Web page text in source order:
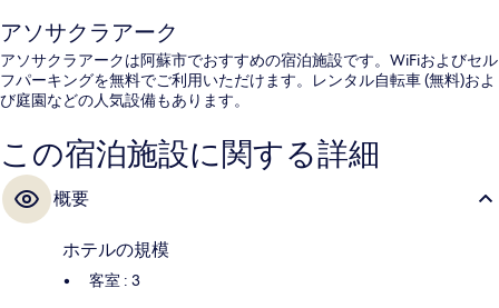
アソサクラアーク
アソサクラアークは阿蘇市でおすすめの宿泊施設です。WiFiおよびセル
フパーキングを無料でご利用いただけます。レンタル自転車 (無料)およ
び庭園などの人気設備もあります。
この宿泊施設に関する詳細
概要
ホテルの規模
客室 : 3